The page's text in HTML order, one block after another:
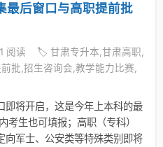
最后窗口与高职提前批
阅读
🏷️ 甘肃专升本,甘肃高职,
批,招生咨询会,教学能力比赛,
即将开启，这是今年上本科的最
考生也可填报；高职（专科）
向军士、公安类等特殊类别即将